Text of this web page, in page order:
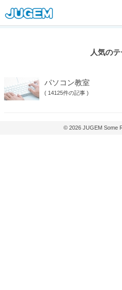
人気の
パソコン教室
( 14125件の記事 )
© 2026 JUGEM Some